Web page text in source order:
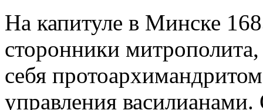
На капитуле в Минске
сторонники
себя
управления